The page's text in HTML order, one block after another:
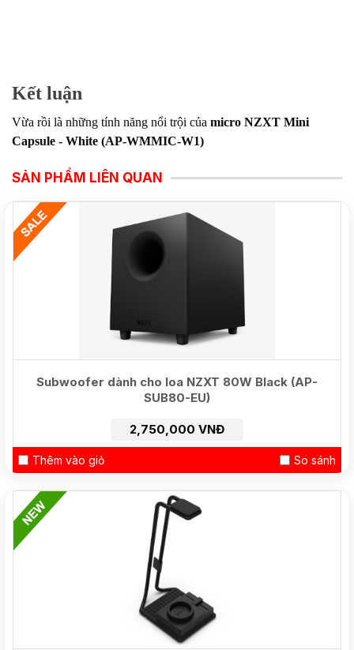
Kết luận
Vừa rồi là những tính năng nổi trội của micro NZXT Mini
Capsule - White (AP-WMMIC-W1)
SẢN PHẨM LIÊN QUAN
NEW
Subwoofer dành cho loa NZXT 80W Black (AP-
SUB80-EU)
2,750,000 VNĐ
Thêm vào giỏ So sánh
HOT